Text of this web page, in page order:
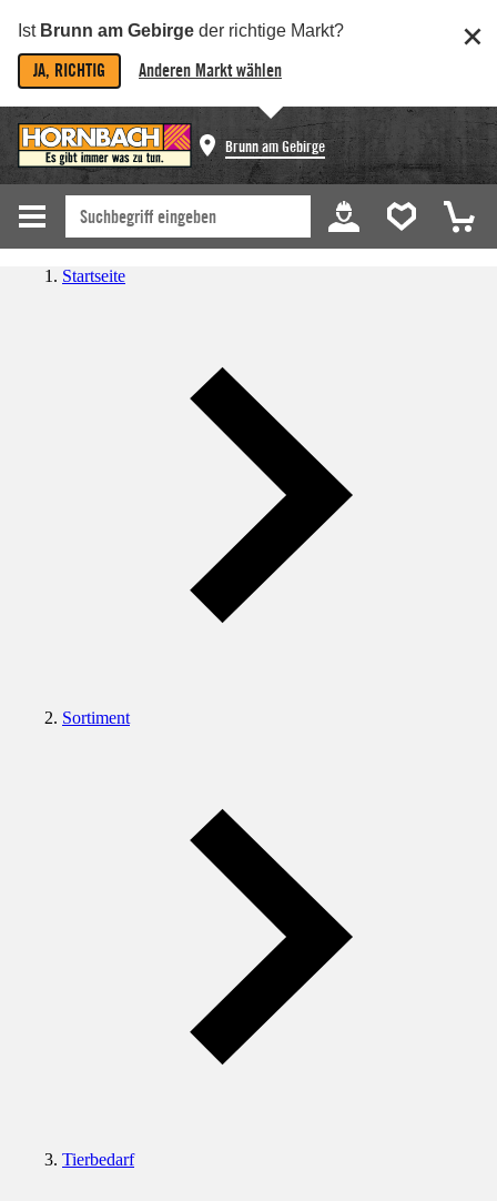
Ist Brunn am Gebirge der richtige Markt?
JA, RICHTIG Anderen Markt wählen
Brunn am Gebirge
Startseite
Sortiment
Tierbedarf